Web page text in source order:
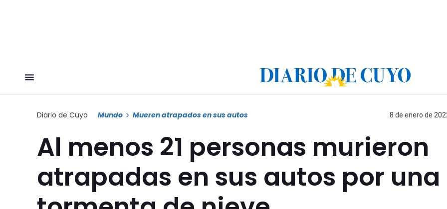
Diario de Cuyo Mundo Mueren atrapados en sus autos 8 de enero de
Al menos 21 personas murieron
atrapadas en sus autos por una